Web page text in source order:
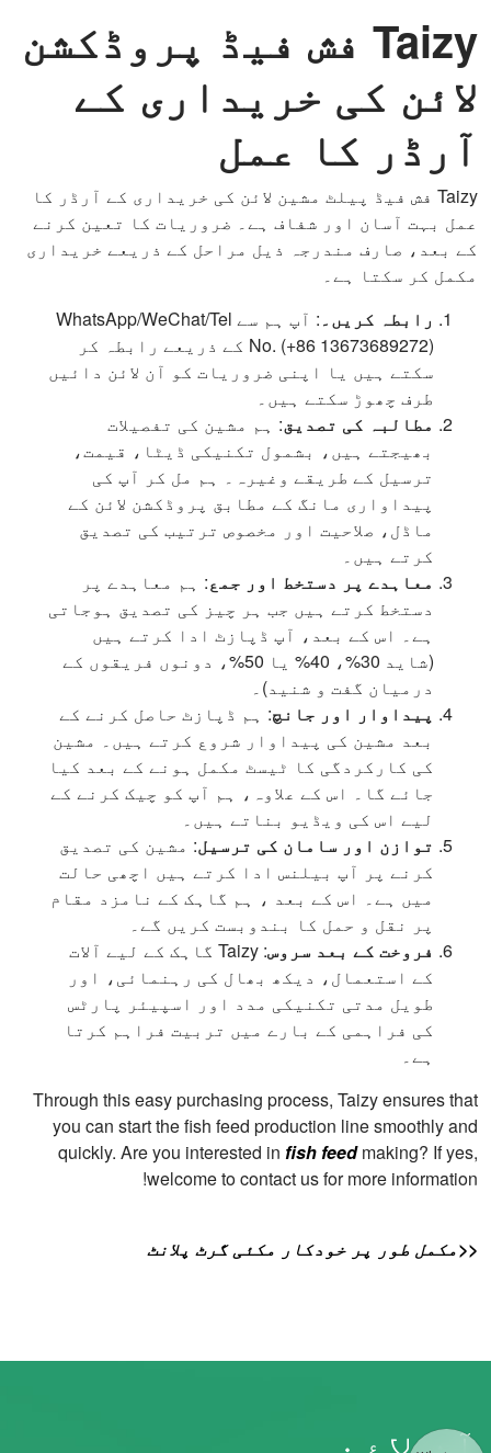
Taizy فش فیڈ پروڈکشن
لائن کی خریداری کے
آرڈر کا عمل
Taizy فش فیڈ پیلٹ مشین لائن کی خریداری کے آرڈر کا
عمل بہت آسان اور شفاف ہے۔ ضروریات کا تعین کرنے
کے بعد، صارف مندرجہ ذیل مراحل کے ذریعے خریداری
مکمل کر سکتا ہے۔
رابطہ کریں۔
: آپ ہم سے WhatsApp/WeChat/Tel
No. (+86 13673689272) کے ذریعے رابطہ کر
سکتے ہیں یا اپنی ضروریات کو آن لائن دائیں
طرف چھوڑ سکتے ہیں۔
مطالبہ کی تصدیق: ہم مشین کی تفصیلات
بھیجتے ہیں، بشمول تکنیکی ڈیٹا، قیمت،
ترسیل کے طریقے وغیرہ۔ ہم مل کر آپ کی
پیداواری مانگ کے مطابق پروڈکشن لائن کے
ماڈل، صلاحیت اور مخصوص ترتیب کی تصدیق
کرتے ہیں۔
معاہدے پر دستخط اور جمع: ہم معاہدے پر
دستخط کرتے ہیں جب ہر چیز کی تصدیق ہوجاتی
ہے۔ اس کے بعد، آپ ڈپازٹ ادا کرتے ہیں
(شاید 30%، 40% یا 50%، دونوں فریقوں کے
درمیان گفت و شنید)۔
پیداوار اور جانچ: ہم ڈپازٹ حاصل کرنے کے
بعد مشین کی پیداوار شروع کرتے ہیں۔ مشین
کی کارکردگی کا ٹیسٹ مکمل ہونے کے بعد کیا
جائے گا۔ اس کے علاوہ، ہم آپ کو چیک کرنے کے
لیے اس کی ویڈیو بناتے ہیں۔
توازن اور سامان کی ترسیل: مشین کی تصدیق
کرنے پر آپ بیلنس ادا کرتے ہیں اچھی حالت
میں ہے۔ اس کے بعد ، ہم گاہک کے نامزد مقام
پر نقل و حمل کا بندوبست کریں گے۔
فروخت کے بعد سروس
: Taizy گاہک کے لیے آلات
کے استعمال، دیکھ بھال کی رہنمائی، اور
طویل مدتی تکنیکی مدد اور اسپیئر پارٹس
کی فراہمی کے بارے میں تربیت فراہم کرتا
ہے۔
Through this easy purchasing process, Taizy ensures that
you can start the fish feed production line smoothly and
quickly. Are you interested in fish feedmaking? If yes,
welcome to contact us for more information!
<<مکمل طور پر خودکار مکئی گرٹ پلانٹ